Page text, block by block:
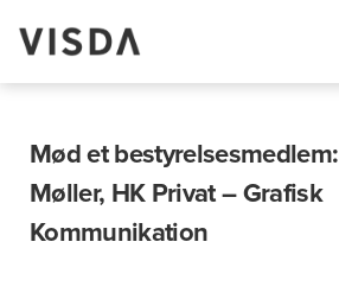
Mød et bestyrelsesmedlem:
Møller, HK Privat – Grafisk
Kommunikation